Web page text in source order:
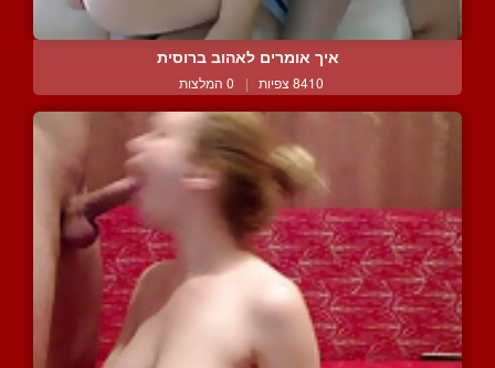
איך אומרים לאהוב ברוסית
8410 צפיות | 0 המלצות